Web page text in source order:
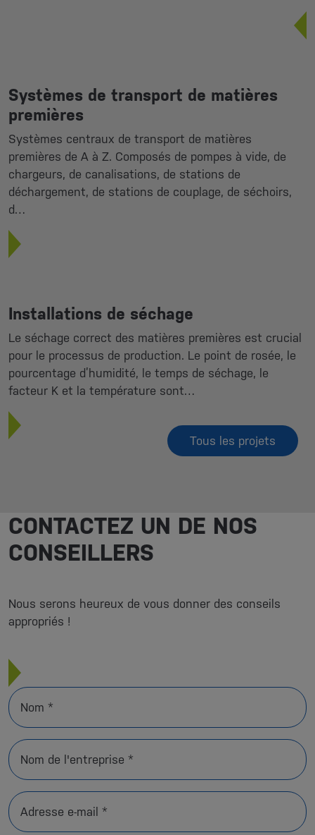
Systèmes de transport de matières
premières
Systèmes centraux de transport de matières
premières de A à Z. Composés de pompes à vide, de
chargeurs, de canalisations, de stations de
déchargement, de stations de couplage, de séchoirs,
d…
Installations de séchage
Le séchage correct des matières premières est crucial
pour le processus de production. Le point de rosée, le
pourcentage d’humidité, le temps de séchage, le
facteur K et la température sont…
Tous les projets
CONTACTEZ UN DE NOS
CONSEILLERS
Nous serons heureux de vous donner des conseils
appropriés !
Nom *
Nom de l'entreprise *
Adresse e-mail *